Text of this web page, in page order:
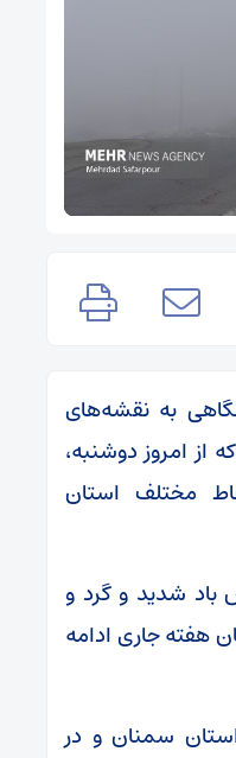
به نقشه‌های
امروز دوشنبه،
مختلف استان
شدید و گرد و
هفته جاری ادامه
سمنان و در